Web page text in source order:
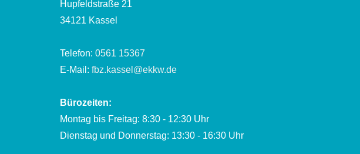
Hupfeldstraße 21
34121 Kassel
Telefon: 0561 15367
E-Mail: fbz.kassel@ekkw.de
Bürozeiten:
Montag bis Freitag: 8:30 - 12:30 Uhr
Dienstag und Donnerstag: 13:30 - 16:30 Uhr